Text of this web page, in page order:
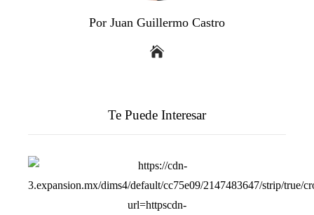
Por Juan Guillermo Castro
Te Puede Interesar